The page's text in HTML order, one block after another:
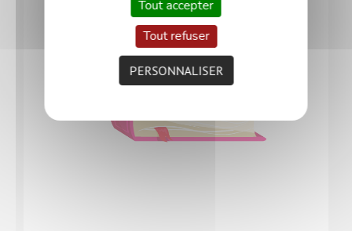
Tout accepter
Tout refuser
PERSONNALISER